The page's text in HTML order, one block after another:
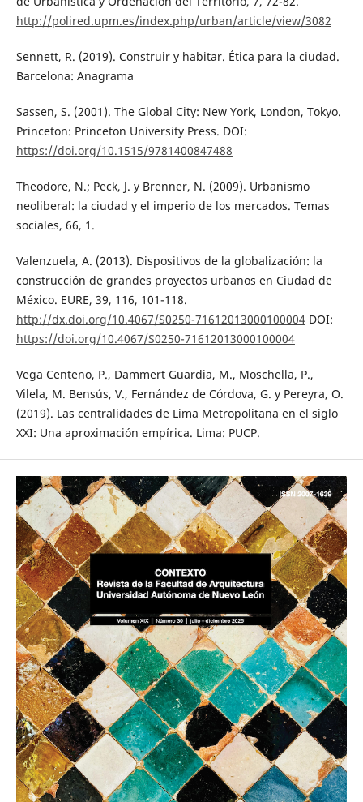
http://polired.upm.es/index.php/urban/article/view/3082
Sennett, R. (2019). Construir y habitar. Ética para la ciudad.
Barcelona: Anagrama
Sassen, S. (2001). The Global City: New York, London, Tokyo.
Princeton: Princeton University Press. DOI:
https://doi.org/10.1515/9781400847488
Theodore, N.; Peck, J. y Brenner, N. (2009). Urbanismo
neoliberal: la ciudad y el imperio de los mercados. Temas
sociales, 66, 1.
Valenzuela, A. (2013). Dispositivos de la globalización: la
construcción de grandes proyectos urbanos en Ciudad de
México. EURE, 39, 116, 101-118.
http://dx.doi.org/10.4067/S0250-71612013000100004DOI:
https://doi.org/10.4067/S0250-71612013000100004
Vega Centeno, P., Dammert Guardia, M., Moschella, P.,
Vilela, M. Bensús, V., Fernández de Córdova, G. y Pereyra, O.
(2019). Las centralidades de Lima Metropolitana en el siglo
XXI: Una aproximación empírica. Lima: PUCP.